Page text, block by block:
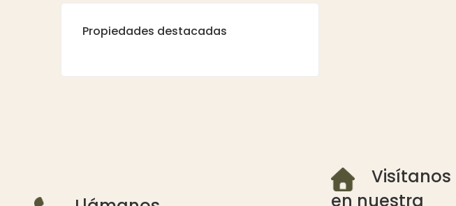
Propiedades destacadas
Visítanos
en nuestra